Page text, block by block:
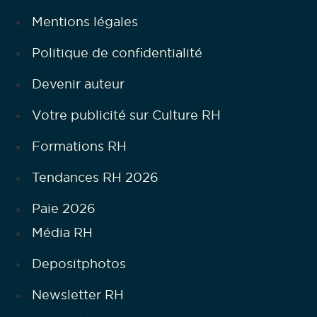
Mentions légales
Politique de confidentialité
Devenir auteur
Votre publicité sur Culture RH
Formations RH
Tendances RH 2026
Paie 2026
Média RH
Depositphotos
Newsletter RH